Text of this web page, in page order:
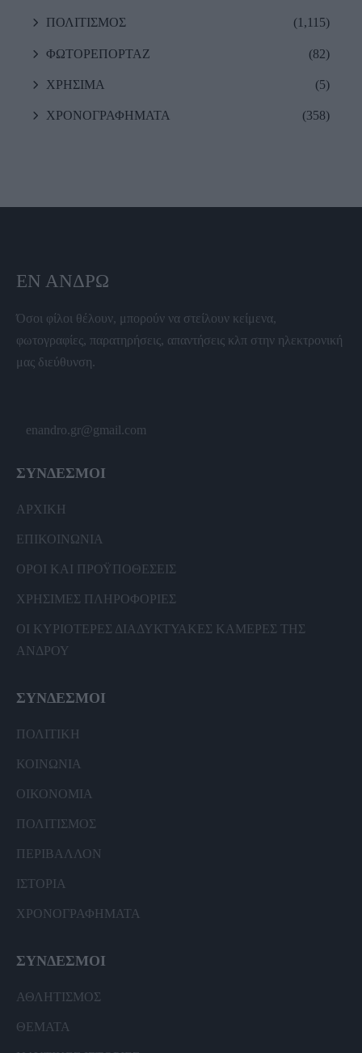
ΠΟΛΙΤΙΣΜΟΣ (1,115)
ΦΩΤΟΡΕΠΟΡΤΑΖ (82)
ΧΡΗΣΙΜΑ (5)
ΧΡΟΝΟΓΡΑΦΗΜΑΤΑ (358)
ΕΝ ΆΝΔΡΩ
Όσοι φίλοι θέλουν, μπορούν να στείλουν κείμενα,
φωτογραφίες, παρατηρήσεις, απαντήσεις κλπ στην ηλεκτρονική
μας διεύθυνση.
enandro.gr@gmail.com
ΣΥΝΔΕΣΜΟΙ
ΑΡΧΙΚΗ
ΕΠΙΚΟΙΝΩΝΙΑ
ΟΡΟΙ ΚΑΙ ΠΡΟΫΠΟΘΕΣΕΙΣ
ΧΡΗΣΙΜΕΣ ΠΛΗΡΟΦΟΡΙΕΣ
ΟΙ ΚΥΡΙΟΤΕΡΕΣ ΔΙΑΔΥΚΤΥΑΚΕΣ ΚΑΜΕΡΕΣ ΤΗΣ
ΑΝΔΡΟΥ
ΣΥΝΔΕΣΜΟΙ
ΠΟΛΙΤΙΚΗ
ΚΟΙΝΩΝΙΑ
ΟΙΚΟΝΟΜΙΑ
ΠΟΛΙΤΙΣΜΟΣ
ΠΕΡΙΒΑΛΛΟΝ
ΙΣΤΟΡΙΑ
ΧΡΟΝΟΓΡΑΦΗΜΑΤΑ
ΣΥΝΔΕΣΜΟΙ
ΑΘΛΗΤΙΣΜΟΣ
ΘΕΜΑΤΑ